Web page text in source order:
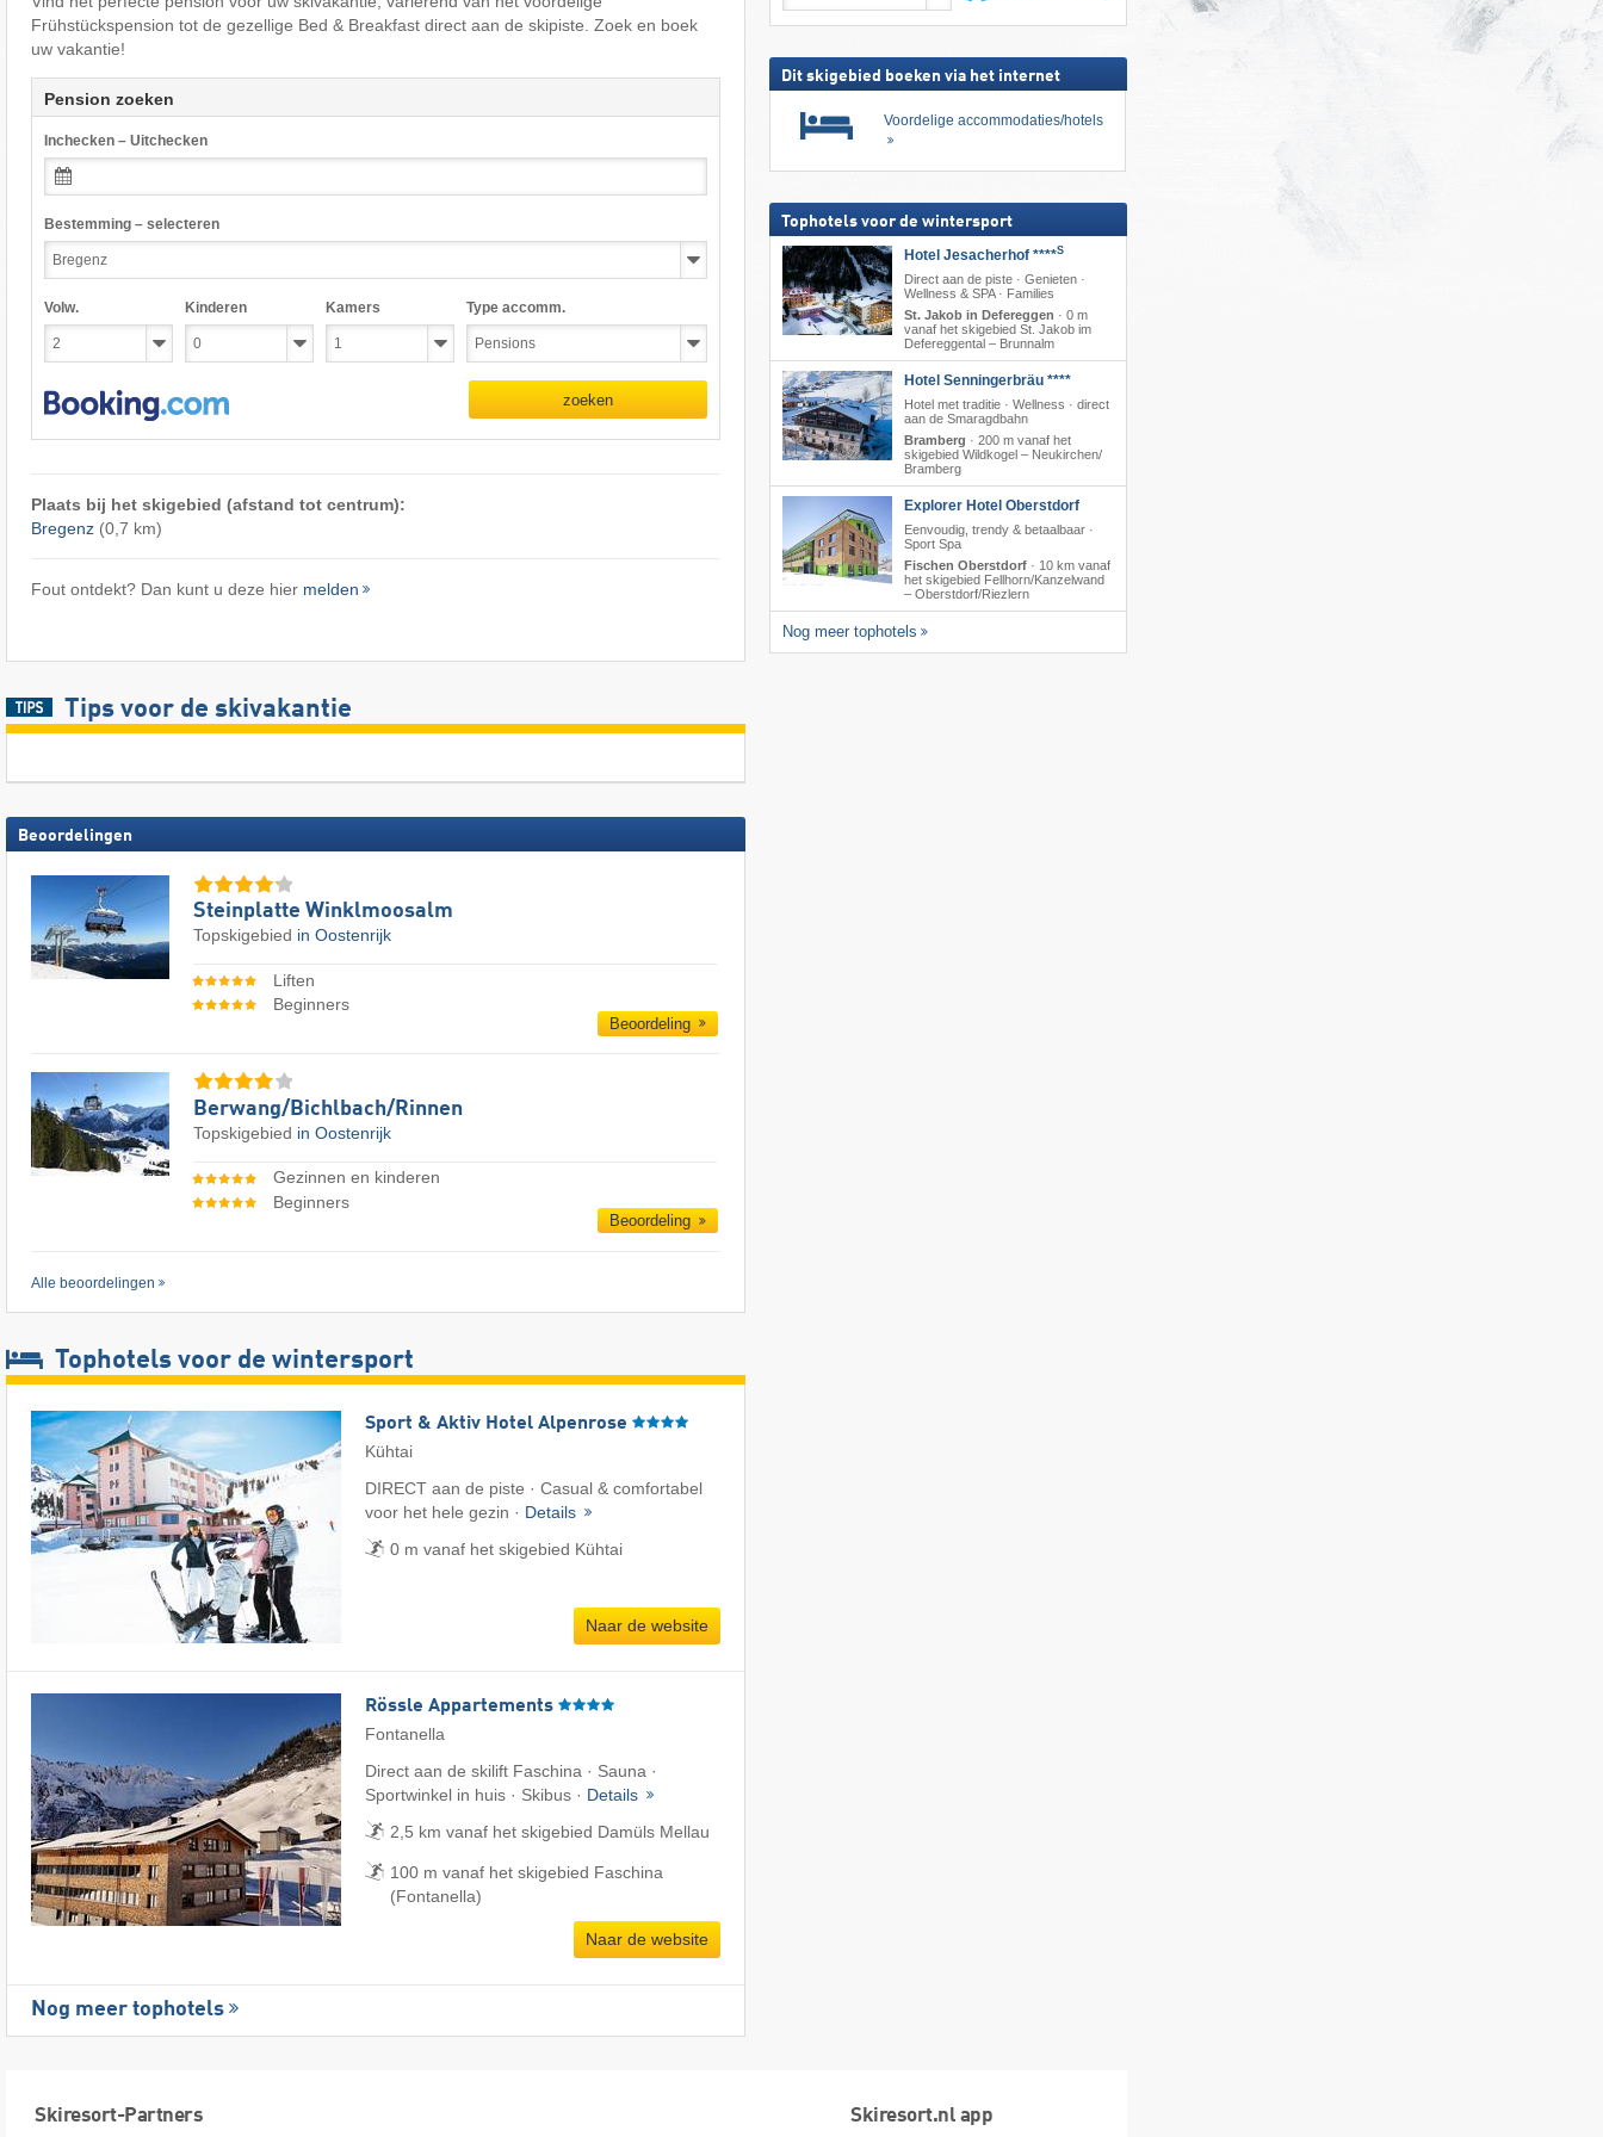
Frühstückspension tot de gezellige Bed & Breakfast direct aan de skipiste. Zoek en boek
uw vakantie!
Pension zoeken
Inchecken – Uitchecken
Bestemming – selecteren
Volw. Kinderen Kamers Type accomm.
zoeken
Plaats bij het skigebied (afstand tot centrum):
Bregenz(0,7 km)
Fout ontdekt? Dan kunt u deze hier melden
Tips voor de skivakantie
Beoordelingen
Steinplatte Winklmoosalm
Topskigebied in Oostenrijk
Liften
Beginners
Beoordeling
Berwang/​Bichlbach/​Rinnen
Topskigebied in Oostenrijk
Gezinnen en kinderen
Beginners
Beoordeling
Alle beoordelingen
Tophotels voor de wintersport
Sport & Aktiv Hotel Alpenrose
Kühtai
DIRECT aan de piste · Casual & comfortabel
voor het hele gezin · Details
0 m vanaf het skigebied Kühtai
Naar de website
Rössle Appartements
Fontanella
Direct aan de skilift Faschina · Sauna ·
Sportwinkel in huis · Skibus · Details
2,5 km vanaf het skigebied Damüls Mellau
100 m vanaf het skigebied Faschina
(Fontanella)
Naar de website
Nog meer tophotels
Dit skigebied boeken via het internet
Voordelige accommodaties/hotels
Tophotels voor de wintersport
Hotel Jesacherhof ****S
Direct aan de piste · Genieten ·
Wellness & SPA · Families
St. Jakob in Defereggen · 0 m
vanaf het skigebied St. Jakob im
Defereggental – Brunnalm
Hotel Senningerbräu ****
Hotel met traditie · Wellness · direct
aan de Smaragdbahn
Bramberg · 200 m vanaf het
skigebied Wildkogel – Neukirchen/​
Bramberg
Explorer Hotel Oberstdorf
Eenvoudig, trendy & betaalbaar ·
Sport Spa
Fischen Oberstdorf· 10 km vanaf
het skigebied Fellhorn/​Kanzelwand
– Oberstdorf/​Riezlern
Nog meer tophotels
Skiresort-Partners Skiresort.nl app